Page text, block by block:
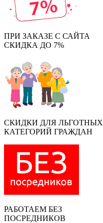
ПРИ ЗАКАЗЕ С САЙТА
СКИДКА ДО 7%
СКИДКИ ДЛЯ ЛЬГОТНЫХ
КАТЕГОРИЙ ГРАЖДАН
РАБОТАЕМ БЕЗ
ПОСРЕДНИКОВ